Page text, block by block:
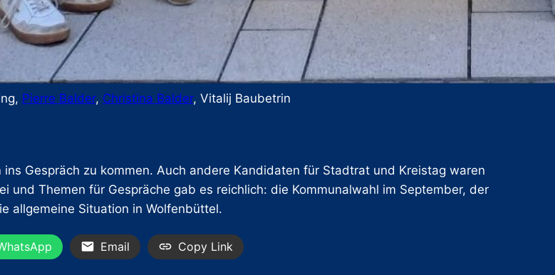
Pierre Balder, Christina Balder, Vitalij Baubetrin
Gespräch zu kommen. Auch andere Kandidaten für Stadtrat und Kreistag waren
und Themen für Gespräche gab es reichlich: die Kommunalwahl im September, der
allgemeine Situation in Wolfenbüttel.
Email Copy Link